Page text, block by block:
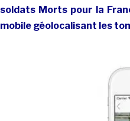
soldats Morts pour la
mobile géolocalisant les